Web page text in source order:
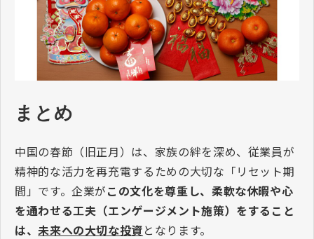
まとめ
中国の春節（旧正月）は、家族の絆を深め、従業員が
精神的な活力を再充電するための大切な「リセット期
間」です。企業がこの文化を尊重し、柔軟な休暇や心
を通わせる工夫（エンゲージメント施策）をすること
は、未来への大切な投資となります。